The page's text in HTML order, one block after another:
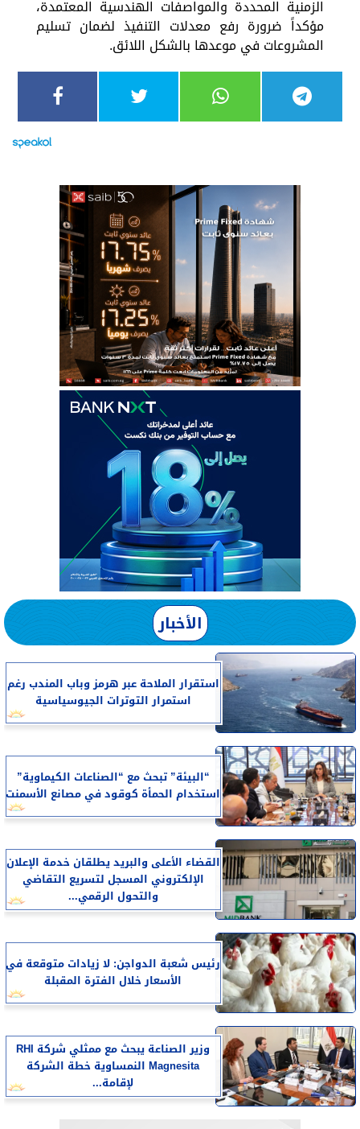
الزمنية المحددة والمواصفات الهندسية المعتمدة،
مؤكداً ضرورة رفع معدلات التنفيذ لضمان تسليم
المشروعات في موعدها بالشكل اللائق.
الأخبار
استقرار الملاحة عبر هرمز وباب المندب رغم
استمرار التوترات الجيوسياسية
“البيئة” تبحث مع “الصناعات الكيماوية”
استخدام الحمأة كوقود في مصانع الأسمنت
القضاء الأعلى والبريد يطلقان خدمة الإعلان
الإلكتروني المسجل لتسريع التقاضي
والتحول الرقمي...
رئيس شعبة الدواجن: لا زيادات متوقعة في
الأسعار خلال الفترة المقبلة
وزير الصناعة يبحث مع ممثلي شركة RHI
Magnesita النمساوية خطة الشركة
لإقامة...